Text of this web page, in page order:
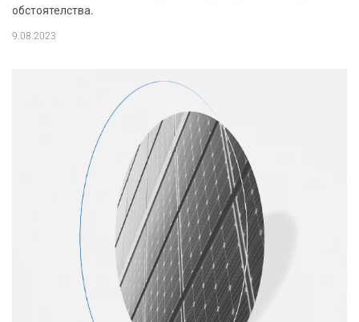
обстоятелства.
9.08.2023